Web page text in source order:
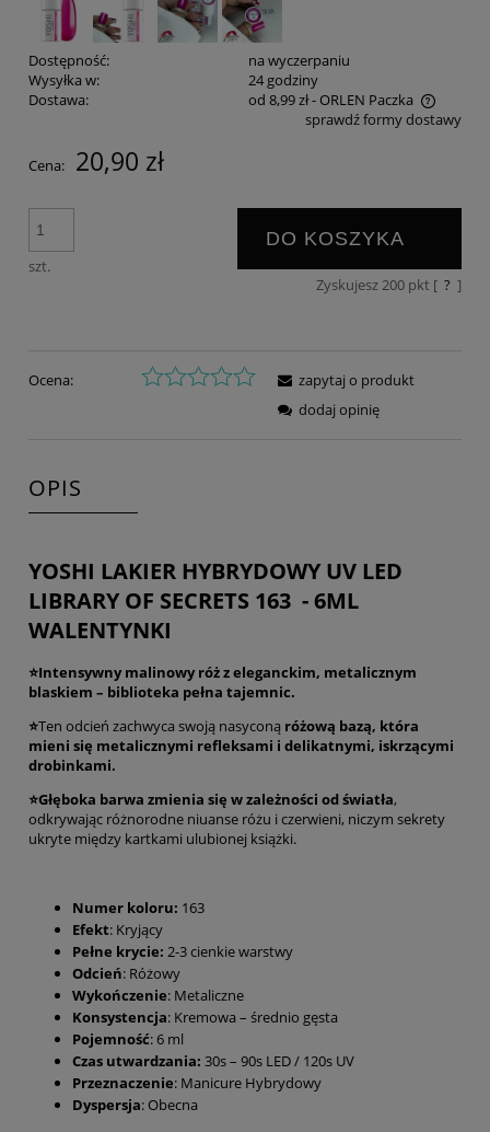
Dostępność:
na wyczerpaniu
Wysyłka w:
24 godziny
Dostawa:
od 8,99 zł- ORLEN Paczka
Cena nie zawiera ewentualnych kosztów płatnościsprawdź formy dostawy
Cena: 20,90 zł
szt.
DO KOSZYKA
Zyskujesz200pkt [ ? ]
Ocena:
zapytaj o produkt
dodaj opinię
OPIS
YOSHI LAKIER HYBRYDOWY UV LED
LIBRARY OF SECRETS 163 - 6ML
WALENTYNKI
⭐Intensywny malinowy róż z eleganckim, metalicznym
blaskiem – biblioteka pełna tajemnic.
⭐Ten odcień zachwyca swoją nasyconą różową bazą, która
mieni się metalicznymi refleksami i delikatnymi, iskrzącymi
drobinkami.
⭐Głęboka barwa zmienia się w zależności od światła,
odkrywając różnorodne niuanse różu i czerwieni, niczym sekrety
ukryte między kartkami ulubionej książki.
Numer koloru: 163
Efekt: Kryjący
Pełne krycie: 2-3 cienkie warstwy
Odcień: Różowy
Wykończenie: Metaliczne
Konsystencja: Kremowa – średnio gęsta
Pojemność: 6 ml
Czas utwardzania: 30s – 90s LED / 120s UV
Przeznaczenie: Manicure Hybrydowy
Dyspersja: Obecna